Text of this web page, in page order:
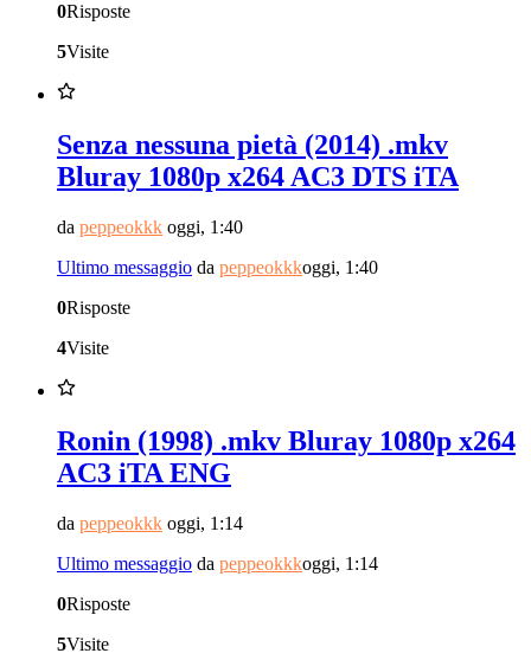
0Risposte
5Visite
Senza nessuna pietà (2014) .mkv
Bluray 1080p x264 AC3 DTS iTA
da peppeokkk oggi, 1:40
Ultimo messaggio da peppeokkkoggi, 1:40
0Risposte
4Visite
Ronin (1998) .mkv Bluray 1080p x264
AC3 iTA ENG
da peppeokkk oggi, 1:14
Ultimo messaggio da peppeokkkoggi, 1:14
0Risposte
5Visite